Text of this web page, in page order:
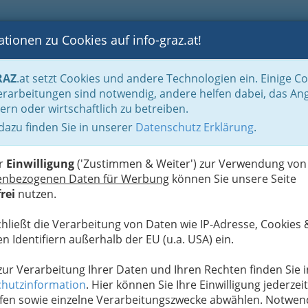
BLOGS FOTOS GASTRONOMIE BRANCHEN
zu Cookies auf info-graz.at!
.at setzt Cookies und andere Technologien ein. Einige
sind notwendig, andere helfen dabei, das
oder wirtschaftlich zu betreiben.
finden Sie in unserer Datenschutz Erklärung.
Einwilligung('Zustimmen & Weiter') zur Verwendung von
Daten für Werbung können Sie unsere Seite
nutzen.
die Verarbeitung von Daten wie IP-Adresse, Cookies
Identifiern außerhalb der EU (u.a. USA) ein.
Verarbeitung Ihrer Daten und Ihren Rechten finden Sie
. Hier können Sie Ihre Einwilligung jederzeit
sowie einzelne Verarbeitungszwecke abwählen.
Freizeit, Kultur für Kinder und Jugendliche Veranstaltungen für Kids
finden Sie die in Graz
von 0 bis ca. 14
Durchstöbern des
bei der gewählten
1